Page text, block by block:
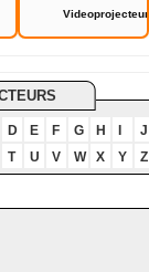
Videoprojecteur
D E F G H J
T
U V W X Y Z